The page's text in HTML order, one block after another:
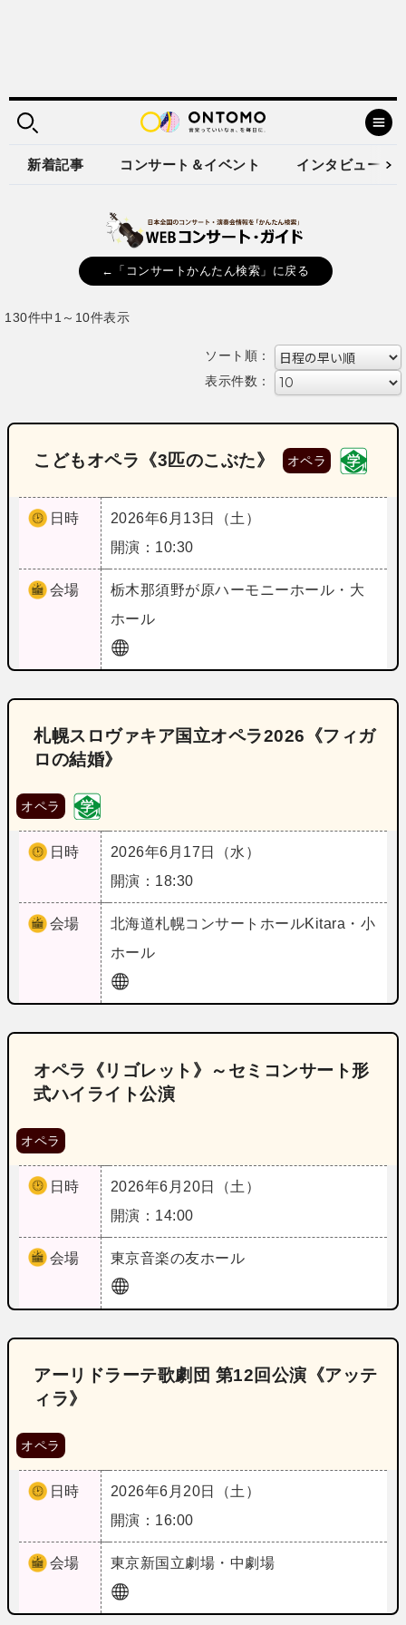
新着記事 コンサート＆イベント インタビュー
←「コンサートかんたん検索」に戻る
130件中1～10件表示
ソート順：
表示件数：
こどもオペラ《3匹のこぶた》 オペラ
日時
2026年6月13日（土）
開演：10:30
会場 栃木那須野が原ハーモニーホール・大
ホール
札幌スロヴァキア国立オペラ2026《フィガ
ロの結婚》
オペラ
日時
2026年6月17日（水）
開演：18:30
会場 北海道札幌コンサートホールKitara・小
ホール
オペラ《リゴレット》～セミコンサート形
式ハイライト公演
オペラ
日時
2026年6月20日（土）
開演：14:00
会場 東京音楽の友ホール
アーリドラーテ歌劇団 第12回公演《アッテ
ィラ》
オペラ
日時
2026年6月20日（土）
開演：16:00
会場 東京新国立劇場・中劇場